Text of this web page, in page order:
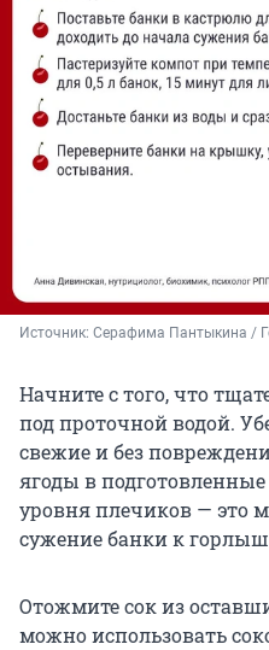
Источник: Серафима Пантыкина /
Начните с того, что
под проточной водой.
свежие и без
ягоды в
уровня плечиков — это
сужение банки к
Отожмите сок из
можно использовать